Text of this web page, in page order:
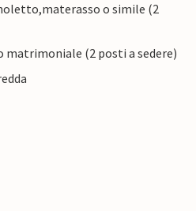
o simile (2
matrimoniale (2 posti a sedere)